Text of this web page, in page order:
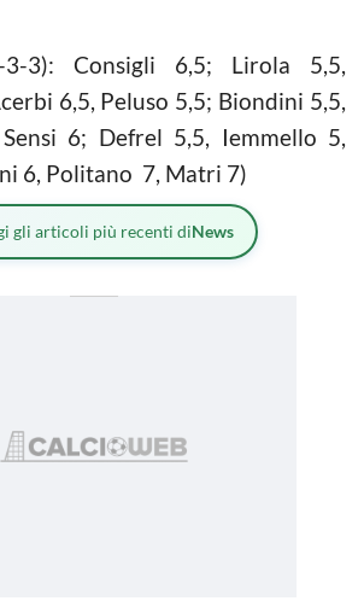
3-3): Consigli 6,5; Lirola 5,5,
6,5, Peluso 5,5; Biondini 5,5,
6; Defrel 5,5, Iemmello 5,
6, Politano 7, Matri 7)
gli articoli più recenti diNews